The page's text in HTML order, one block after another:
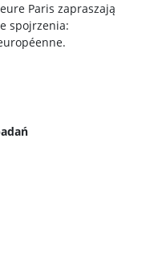
Paris zapraszają
spojrzenia: